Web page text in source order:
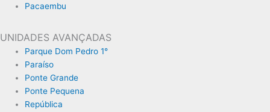
Pacaembu
UNIDADES AVANÇADAS
Parque Dom Pedro 1°
Paraíso
Ponte Grande
Ponte Pequena
República